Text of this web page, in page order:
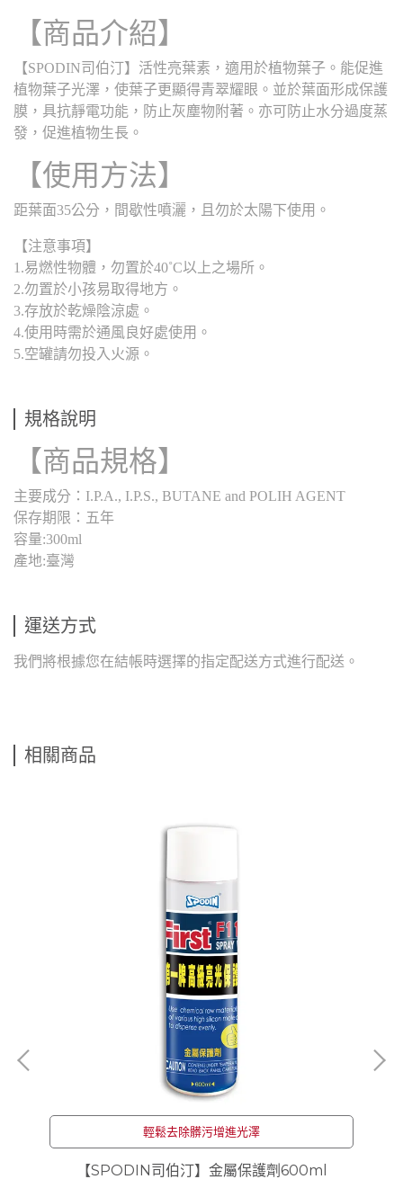
【商品介紹】
【SPODIN司伯汀】活性亮葉素，適用於植物葉子。能促進
植物葉子光澤，使葉子更顯得青翠耀眼。並於葉面形成保護
膜，具抗靜電功能，防止灰塵物附著。亦可防止水分過度蒸
發，促進植物生長。
【使用方法】
距葉面35公分，間歇性噴灑，且勿於太陽下使用。
【注意事項】
1.易燃性物體，勿置於40˚C以上之場所。
2.勿置於小孩易取得地方。
3.存放於乾燥陰涼處。
4.使用時需於通風良好處使用。
5.空罐請勿投入火源。
規格說明
【商品規格】
主要成分：I.P.A., I.P.S., BUTANE and POLIH AGENT
保存期限：五年
容量:300ml
產地:臺灣
運送方式
我們將根據您在結帳時選擇的指定配送方式進行配送。
相關商品
輕鬆去除髒污增進光澤
【SPODIN司伯汀】金屬保護劑600ml